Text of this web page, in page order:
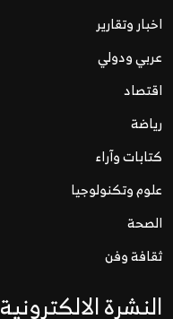
اخبار وتقارير
عربي ودولي
اقتصاد
رياضة
كتابات وآراء
علوم وتكنولوجيا
الصحة
ثقافة وفن
النشرة الالكترونية